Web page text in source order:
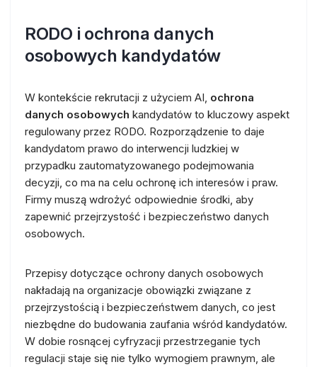
RODO i ochrona danych
osobowych kandydatów
W kontekście rekrutacji z użyciem AI, ochrona
danych osobowych kandydatów to kluczowy aspekt
regulowany przez RODO. Rozporządzenie to daje
kandydatom prawo do interwencji ludzkiej w
przypadku zautomatyzowanego podejmowania
decyzji, co ma na celu ochronę ich interesów i praw.
Firmy muszą wdrożyć odpowiednie środki, aby
zapewnić przejrzystość i bezpieczeństwo danych
osobowych.
Przepisy dotyczące ochrony danych osobowych
nakładają na organizacje obowiązki związane z
przejrzystością i bezpieczeństwem danych, co jest
niezbędne do budowania zaufania wśród kandydatów.
W dobie rosnącej cyfryzacji przestrzeganie tych
regulacji staje się nie tylko wymogiem prawnym, ale